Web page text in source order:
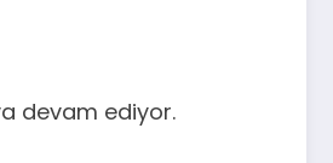
devam ediyor.